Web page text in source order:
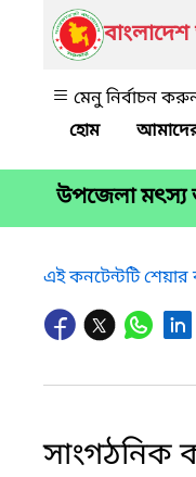
মেনু নির্বাচন
উপজেলা মৎস্য
এই কনটেন্টটি
সাংগঠনিক